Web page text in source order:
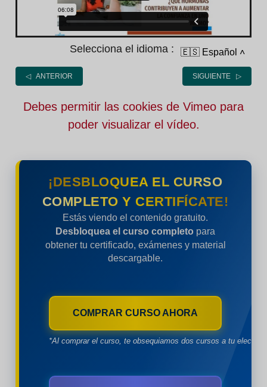
Selecciona el idioma : 🇪🇸 Español ˄
◁ ANTERIOR SIGUIENTE ▷
Debes permitir las cookies de Vimeo para
poder visualizar el vídeo.
¡DESBLOQUEA EL CURSO
COMPLETO Y CERTIFÍCATE!
Estás viendo el contenido gratuito.
Desbloquea el curso completo para
obtener tu certificado, exámenes y material
descargable.
COMPRAR CURSO AHORA
*Al comprar el curso, te obsequiamos dos cursos a tu